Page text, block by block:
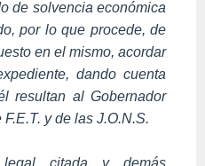
de solvencia económica
por lo que procede, de
en el mismo, acordar
dando cuenta
resultan al Gobernador
y de las J.O.N.S.